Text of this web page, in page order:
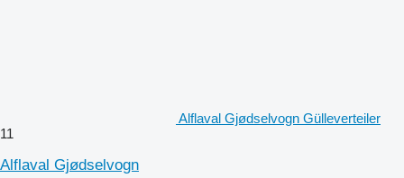
Alflaval Gjødselvogn Gülleverteiler
11
Alflaval Gjødselvogn